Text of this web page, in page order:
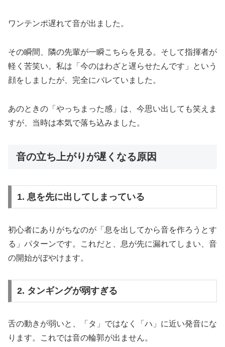
ワンテンポ遅れて音が出ました。
その瞬間、隣の先輩が一瞬こちらを見る。そして指揮者が
軽く苦笑い。私は「今のはわざと遅らせたんです」という
顔をしましたが、完全にバレていました。
あのときの「やっちまった感」は、今思い出しても笑えま
すが、当時は本気で落ち込みました。
音の立ち上がりが遅くなる原因
1. 息を先に出してしまっている
初心者にありがちなのが「息を出してから音を作ろうとす
る」パターンです。これだと、息が先に漏れてしまい、音
の開始がぼやけます。
2. タンギングが弱すぎる
舌の動きが弱いと、「タ」ではなく「ハ」に近い発音にな
ります。これでは音の輪郭が出ません。